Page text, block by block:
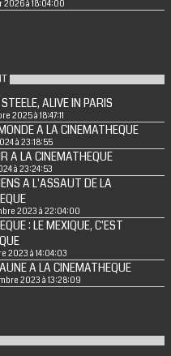
2026 à 18:04:00
ALIVE IN PARIS
2025 à 18:47:11
A LA CINEMATHEQUE
à 23:18:55
A LA CINEMATHEQUE
à 23:24:53
A L'ASSAUT DE LA
2023 à 22:04:00
: LE MEXIQUE, C'EST
2023 à 14:04:03
A LA CINEMATHEQUE
2023 à 13:28:09